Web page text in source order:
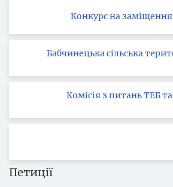
Конкурс на
Бабчинецька сільська
Комісія з питань ТЕБ
Петиції